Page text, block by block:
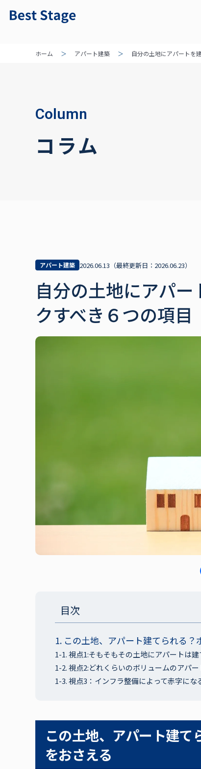
ホーム アパート建築 自分の土地にアパートを
Column
コラム
アパート建築 2026.06.13 （最終更新日： 2026.06.23）
自分の土地にアパ
クすべき６つの項目
目次
1. この土地、アパート建てられる
1-1.視点1:そもそもその土地にアパートは
1-2.視点2:どれくらいのボリュームのアパ
1-3.視点3：インフラ整備によって赤字にな
この土地、アパート建て
をおさえる